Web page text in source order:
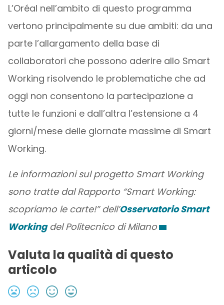
L’Oréal nell’ambito di questo programma
vertono principalmente su due ambiti: da una
parte l’allargamento della base di
collaboratori che possono aderire allo Smart
Working risolvendo le problematiche che ad
oggi non consentono la partecipazione a
tutte le funzioni e dall’altra l’estensione a 4
giorni/mese delle giornate massime di Smart
Working.
Le informazioni sul progetto Smart Working
sono tratte dal Rapporto “Smart Working:
scopriamo le carte!” dell’Osservatorio Smart
Workingdel Politecnico di Milano
Valuta la qualità di questo
articolo